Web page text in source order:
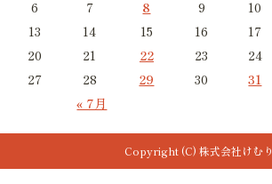
« 7月
6
7 8 9 10
13
14 15 16 17
20
21 22 23 24
27
28 29 30 31
Copyright (C) 株式会社けむり